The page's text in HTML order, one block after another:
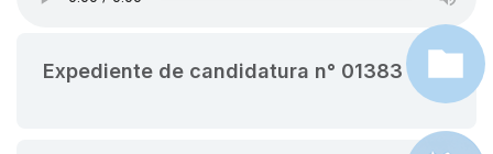
Expediente de candidatura n° 01383